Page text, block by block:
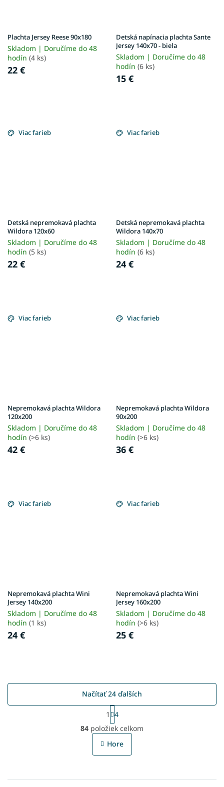
Plachta Jersey Reese 90x180
Skladom | Doručíme do 48
hodín (4 ks)
22 €
Detská napínacia plachta Sante
Jersey 140x70 - biela
Skladom | Doručíme do 48
hodín (6 ks)
15 €
Viac farieb
Detská nepremokavá plachta
Wildora 120x60
Skladom | Doručíme do 48
hodín (5 ks)
22 €
Viac farieb
Detská nepremokavá plachta
Wildora 140x70
Skladom | Doručíme do 48
hodín (6 ks)
24 €
Viac farieb
Nepremokavá plachta Wildora
120x200
Skladom | Doručíme do 48
hodín (>6 ks)
42 €
Viac farieb
Nepremokavá plachta Wildora
90x200
Skladom | Doručíme do 48
hodín (>6 ks)
36 €
Viac farieb
Nepremokavá plachta Wini
Jersey 140x200
Skladom | Doručíme do 48
hodín (1 ks)
24 €
Viac farieb
Nepremokavá plachta Wini
Jersey 160x200
Skladom | Doručíme do 48
hodín (>6 ks)
25 €
O
v
l
c
Načítať 24 ďalších
S
t
r
á
n
a
1
4
84 položiek celkom
Hore